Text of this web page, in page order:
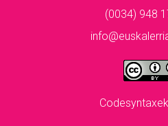
(0034) 948